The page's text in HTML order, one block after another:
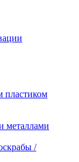
пластиком
металлами
/